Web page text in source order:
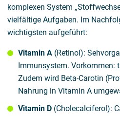
komplexen System
vielfältige Aufgaben. Im
wichtigsten aufgeführt:
Vitamin A (Retinol):
Immunsystem. Vorkommen:
Zudem wird Beta-Carotin
Nahrung in Vitamin A
Vitamin D (Cholecalciferol):